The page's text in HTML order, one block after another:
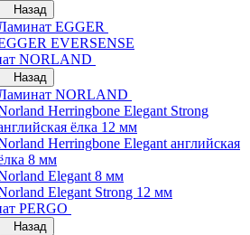
Назад
EGGER
EVERSENSE
NORLAND
Назад
NORLAND
Herringbone Elegant Strong
ёлка 12 мм
Herringbone Elegant английская
8 мм
Elegant 8 мм
Elegant Strong 12 мм
PERGO
Назад